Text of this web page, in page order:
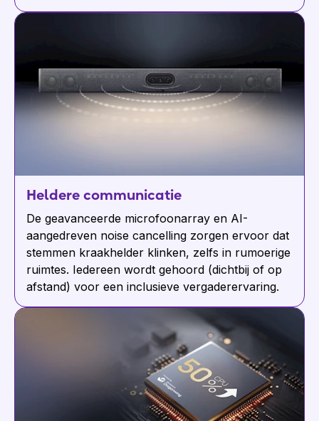
Heldere communicatie
De geavanceerde microfoonarray en AI-
aangedreven noise cancelling zorgen ervoor dat
stemmen kraakhelder klinken, zelfs in rumoerige
ruimtes. Iedereen wordt gehoord (dichtbij of op
afstand) voor een inclusieve vergaderervaring.